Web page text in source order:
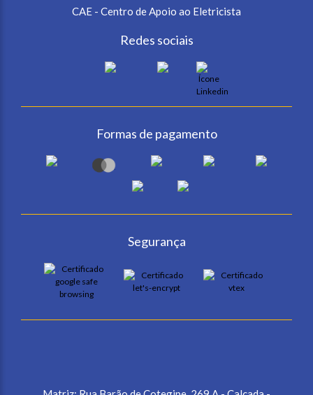
CAE - Centro de Apoio ao Eletricista
Redes sociais
Formas de pagamento
Segurança